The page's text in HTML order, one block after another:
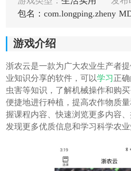
包名：com.longping.zheny
游戏介绍
浙农云是一款为广大农业生产者
业知识分享的软件，可以学习正
虫害等知识，了解机械操作和购
便捷地进行种植，提高农作物质
握课程内容、快速浏览更多内容、
发现更多优质信息和学习科学农业